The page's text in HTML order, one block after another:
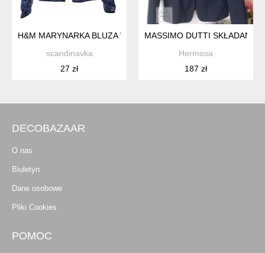
H&M MARYNARKA BLUZA WZÓR GRANATOWA 38 M
scandinavka
27 zł
MASSIMO DUTTI SKŁADANA
Hermosa
187 zł
DECOBAZAAR
O nas
Biuletyn
Dane osobowe
Pliki Cookies
POMOC